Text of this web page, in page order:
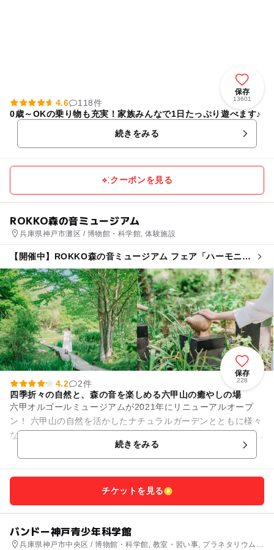
保存
13601
4.6
118件
0歳～OKの乗り物も充実！家族みんなで1日たっぷり遊べます♪
続きをみる
クーポンを見る
ROKKO森の音ミュージアム
兵庫県神戸市灘区 / 博物館・科学館, 体験施設
【開催中】ROKKO森の音ミュージアム フェア「ハーモニ
保存
228
4.2
2件
四季折々の自然と、森の音を楽しめる六甲山の癒やしの場
六甲オルゴールミュージアムが2021年にリニューアルオープ
ン！ 六甲山の自然を活かしたナチュラルガーデンとともに様々
な音の展示を楽しむことができます。 また、屋内では19世紀後
続きをみる
チケットを見る
バンドー神戸青少年科学館
兵庫県神戸市中央区 / 博物館・科学館, 教室・習い事, プラネタリウム・